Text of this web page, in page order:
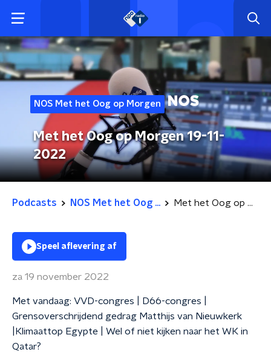
NOS Met het Oog op Morgen
Met het Oog op Morgen 19-11-
2022
Podcasts NOS Met het Oog ... Met het Oog op Morgen 19-11-2022
Speel aflevering af
za 19 november 2022
Met vandaag: VVD-congres | D66-congres |
Grensoverschrijdend gedrag Matthijs van Nieuwkerk
|Klimaattop Egypte | Wel of niet kijken naar het WK in
Qatar?